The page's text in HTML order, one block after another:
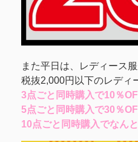
また平日は、レディース
税抜2,000円以下のレディ
3点ごと同時購入で10％
5点ごと同時購入で30％
10点ごと同時購入でなん